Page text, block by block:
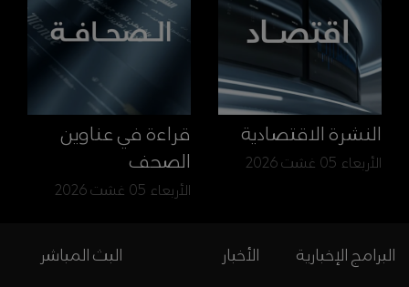
النشرة الاقتصادية
الأربعاء 05 غشت 2026
قراءة في عناوين
الصحف
الأربعاء 05 غشت 2026
البث المباشر الأخبار البرامج الإخبارية